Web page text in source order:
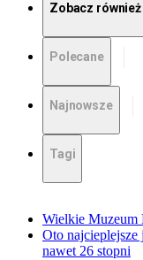
Zobacz również
Polecane
Najnowsze
Tagi
Wielkie Muzeum
Oto najcieplejsze
nawet 26 stopni